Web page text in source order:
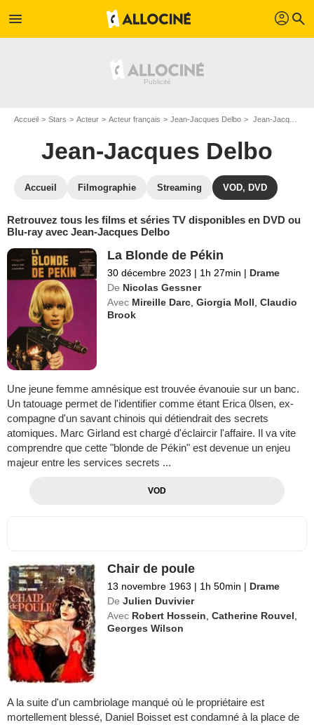
menu profil search
Accueil Stars Acteur Acteur français Jean-Jacques Delbo Jean-Jacques Delbo : ses Blu-Ray, DVD, VOD, SVOD
Jean-Jacques Delbo
Accueil Filmographie Streaming VOD, DVD
Retrouvez tous les films et séries TV disponibles en DVD ou
Blu-ray avec Jean-Jacques Delbo
La Blonde de Pékin
30 décembre 2023 | 1h 27min | Drame
De Nicolas Gessner
Avec Mireille Darc ,Giorgia Moll ,Claudio
Brook
Une jeune femme amnésique est trouvée évanouie sur un banc.
Un tatouage permet de l'identifier comme étant Erica 0lsen, ex-
compagne d'un savant chinois qui détiendrait des secrets
atomiques. Marc Girland est chargé d'éclaircir l'affaire. Il va vite
comprendre que cette "blonde de Pékin" est devenue un enjeu
majeur entre les services secrets ...
VOD
Chair de poule
13 novembre 1963 | 1h 50min | Drame
De Julien Duvivier
Avec Robert Hossein ,Catherine Rouvel
Georges Wilson
A la suite d'un cambriolage manqué où le propriétaire est
mortellement blessé, Daniel Boisset est condamné à la place de